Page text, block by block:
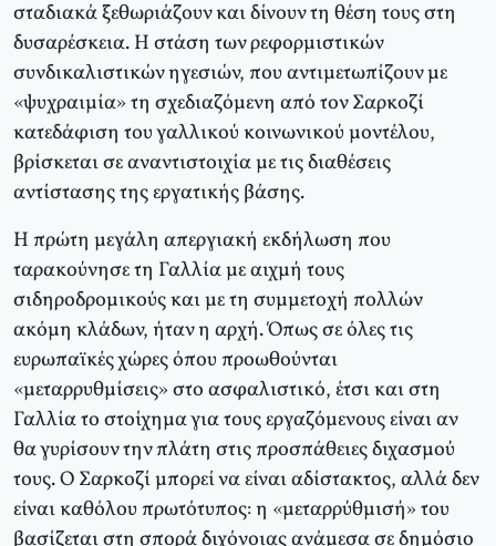
σταδιακά ξεθωριάζουν και δίνουν τη θέση τους στη
δυσαρέσκεια. H στάση των ρεφορμιστικών
συνδικαλιστικών ηγεσιών, που αντιμετωπίζουν με
«ψυχραιμία» τη σχεδιαζόμενη από τον Σαρκοζί
κατεδάφιση του γαλλικού κοινωνικού μοντέλου,
βρίσκεται σε αναντιστοιχία με τις διαθέσεις
αντίστασης της εργατικής βάσης.
H πρώτη μεγάλη απεργιακή εκδήλωση που
ταρακούνησε τη Γαλλία με αιχμή τους
σιδηροδρομικούς και με τη συμμετοχή πολλών
ακόμη κλάδων, ήταν η αρχή. Όπως σε όλες τις
ευρωπαϊκές χώρες όπου προωθούνται
«μεταρρυθμίσεις» στο ασφαλιστικό, έτσι και στη
Γαλλία το στοίχημα για τους εργαζόμενους είναι αν
θα γυρίσουν την πλάτη στις προσπάθειες διχασμού
τους. O Σαρκοζί μπορεί να είναι αδίστακτος, αλλά δεν
είναι καθόλου πρωτότυπος: η «μεταρρύθμισή» του
βασίζεται στη σπορά διχόνοιας ανάμεσα σε δημόσιο